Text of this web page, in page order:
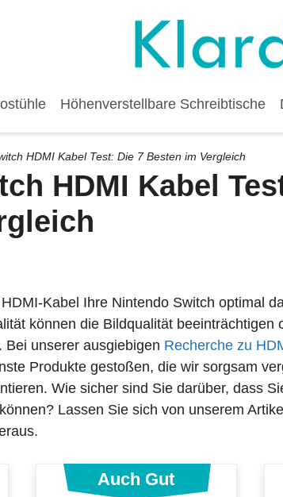
Höhenverstellbare Schreibtische
HDMI Kabel Test: Die 7 Besten im Vergleich
HDMI Kabel
Kabel Ihre Nintendo Switch optimal
können die Bildqualität beeinträchtigen
Bei unserer ausgiebigen Recherche zu
Produkte gestoßen, die wir sorgsam
Wie sicher sind Sie darüber, dass
Lassen Sie sich von unserem